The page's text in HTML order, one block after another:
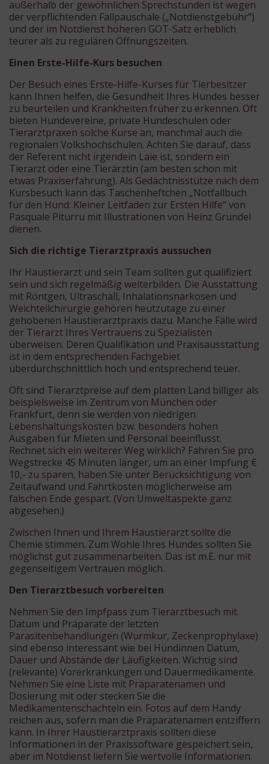
außerhalb der gewöhnlichen Sprechstunden ist wegen
der verpflichtenden Fallpauschale („Notdienstgebühr“)
und der im Notdienst höheren GOT-Satz erheblich
teurer als zu regulären Öffnungszeiten.
Einen Erste-Hilfe-Kurs besuchen
Der Besuch eines Erste-Hilfe-Kurses für Tierbesitzer
kann Ihnen helfen, die Gesundheit Ihres Hundes besser
zu beurteilen und Krankheiten früher zu erkennen. Oft
bieten Hundevereine, private Hundeschulen oder
Tierarztpraxen solche Kurse an, manchmal auch die
regionalen Volkshochschulen. Achten Sie darauf, dass
der Referent nicht irgendein Laie ist, sondern ein
Tierarzt oder eine Tierärztin (am besten schon mit
etwas Praxiserfahrung). Als Gedächtnisstütze nach dem
Kursbesuch kann das Taschenheftchen „Notfallbuch
für den Hund: Kleiner Leitfaden zur Ersten Hilfe“ von
Pasquale Piturru mit Illustrationen von Heinz Grundel
dienen.
Sich die richtige Tierarztpraxis aussuchen
Ihr Haustierarzt und sein Team sollten gut qualifiziert
sein und sich regelmäßig weiterbilden. Die Ausstattung
mit Röntgen, Ultraschall, Inhalationsnarkosen und
Weichteilchirurgie gehören heutzutage zu einer
gehobenen Haustierarztpraxis dazu. Manche Fälle wird
der Tierarzt Ihres Vertrauens zu Spezialisten
überweisen. Deren Qualifikation und Praxisausstattung
ist in dem entsprechenden Fachgebiet
überdurchschnittlich hoch und entsprechend teuer.
Oft sind Tierarztpreise auf dem platten Land billiger als
beispielsweise im Zentrum von München oder
Frankfurt, denn sie werden von niedrigen
Lebenshaltungskosten bzw. besonders hohen
Ausgaben für Mieten und Personal beeinflusst.
Rechnet sich ein weiterer Weg wirklich? Fahren Sie pro
Wegstrecke 45 Minuten länger, um an einer Impfung €
10,- zu sparen, haben Sie unter Berücksichtigung von
Zeitaufwand und Fahrtkosten möglicherweise am
falschen Ende gespart. (Von Umweltaspekte ganz
abgesehen.)
Zwischen Ihnen und Ihrem Haustierarzt sollte die
Chemie stimmen. Zum Wohle Ihres Hundes sollten Sie
möglichst gut zusammenarbeiten. Das ist m.E. nur mit
gegenseitigem Vertrauen möglich.
Den Tierarztbesuch vorbereiten
Nehmen Sie den Impfpass zum Tierarztbesuch mit.
Datum und Präparate der letzten
Parasitenbehandlungen (Wurmkur, Zeckenprophylaxe)
sind ebenso interessant wie bei Hündinnen Datum,
Dauer und Abstände der Läufigkeiten. Wichtig sind
(relevante) Vorerkrankungen und Dauermedikamente.
Nehmen Sie eine Liste mit Präparatenamen und
Dosierung mit oder stecken Sie die
Medikamentenschachteln ein. Fotos auf dem Handy
reichen aus, sofern man die Präparatenamen entziffern
kann. In Ihrer Haustierarztpraxis sollten diese
Informationen in der Praxissoftware gespeichert sein,
aber im Notdienst liefern Sie wertvolle Informationen.